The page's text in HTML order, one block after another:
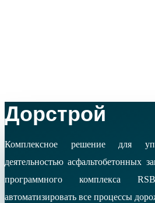
Дорстрой
Комплексное решение для
деятельностью асфальтобетонных
программного комплекса
автоматизировать все процессы